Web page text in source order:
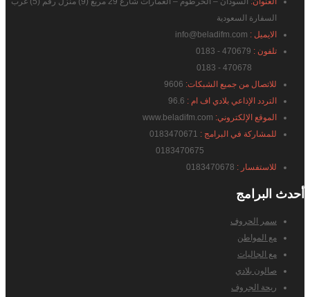
السفارة السعودية
الايميل :
تلفون :
للاتصال من جميع الشبكات:
التردد الإذاعي بلادي اف ام :
الموقع الإلكتروني:
للمشاركة في البرامج :
للاستفسار :
أحدث البرامج
سمر الحروف
مع المواطن
مع الجاليات
صالون بلادي
ريحة الجروف